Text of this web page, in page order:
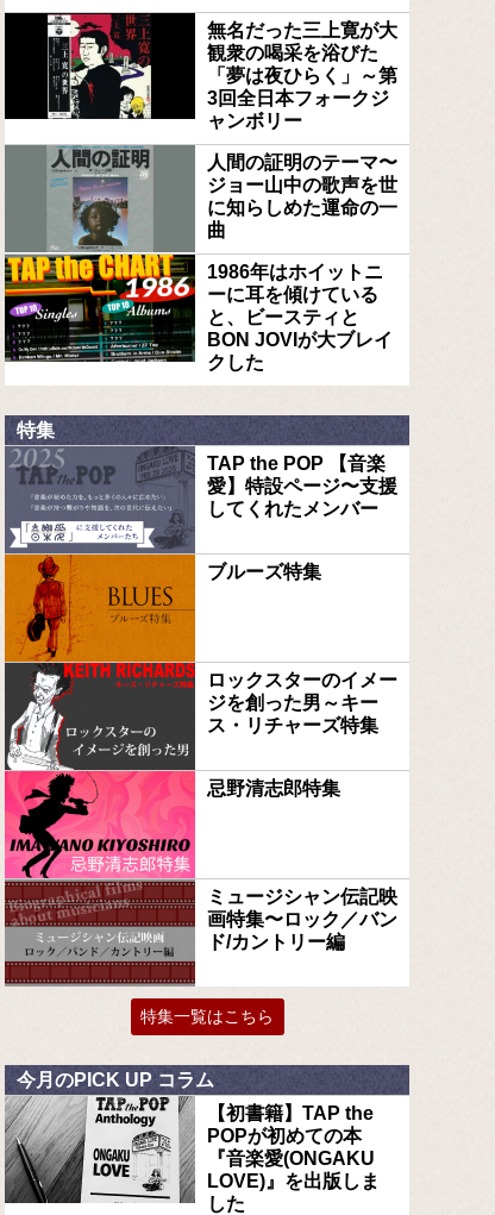
無名だった三上寛が大
観衆の喝采を浴びた
「夢は夜ひらく」～第
3回全日本フォークジ
ャンボリー
人間の証明のテーマ〜
ジョー山中の歌声を世
に知らしめた運命の一
曲
1986年はホイットニ
ーに耳を傾けている
と、ビースティと
BON JOVIが大ブレイ
クした
特集
TAP the POP 【音楽
愛】特設ページ〜支援
してくれたメンバー
ブルーズ特集
ロックスターのイメー
ジを創った男～キー
ス・リチャーズ特集
忌野清志郎特集
ミュージシャン伝記映
画特集〜ロック／バン
ド/カントリー編
特集一覧はこちら
今月のPICK UP コラム
【初書籍】TAP the
POPが初めての本
『音楽愛(ONGAKU
LOVE)』を出版しま
した